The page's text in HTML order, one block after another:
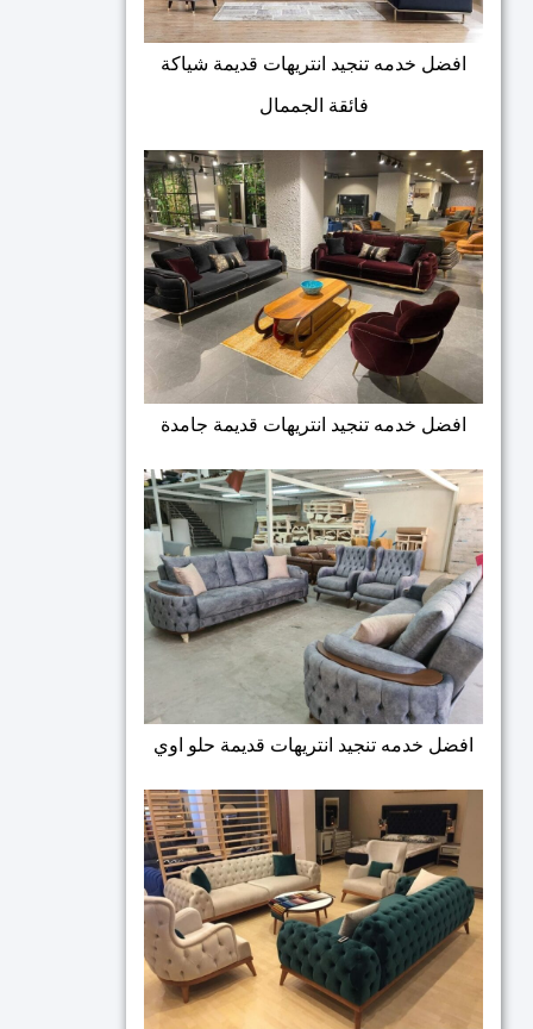
افضل خدمه تنجيد انتريهات قديمة شياكة
فائقة الجممال
افضل خدمه تنجيد انتريهات قديمة جامدة
افضل خدمه تنجيد انتريهات قديمة حلو اوي